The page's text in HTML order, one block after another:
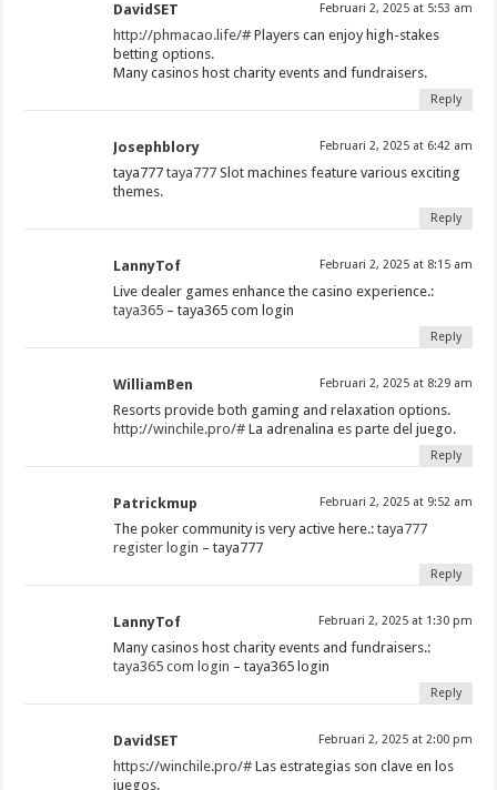
DavidSET Februari 2, 2025 at 5:53 am
http://phmacao.life/# Players can enjoy high-stakes
betting options.
Many casinos host charity events and fundraisers.
Reply
Josephblory Februari 2, 2025 at 6:42 am
taya777taya777 Slot machines feature various exciting
themes.
Reply
LannyTof Februari 2, 2025 at 8:15 am
Live dealer games enhance the casino experience.:
taya365 – taya365 com login
Reply
WilliamBen Februari 2, 2025 at 8:29 am
Resorts provide both gaming and relaxation options.
http://winchile.pro/# La adrenalina es parte del juego.
Reply
Patrickmup Februari 2, 2025 at 9:52 am
The poker community is very active here.:taya777
register login – taya777
Reply
LannyTof Februari 2, 2025 at 1:30 pm
Many casinos host charity events and fundraisers.:
taya365 com login – taya365 login
Reply
DavidSET Februari 2, 2025 at 2:00 pm
https://winchile.pro/# Las estrategias son clave en los
juegos.